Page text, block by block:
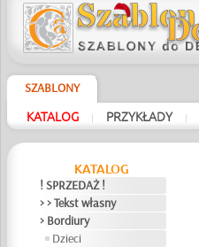
SZABLONY
KATALOG | PRZYKŁADY |
KATALOG
! SPRZEDAŻ !
> > Tekst własny
> Bordiury
Dzieci